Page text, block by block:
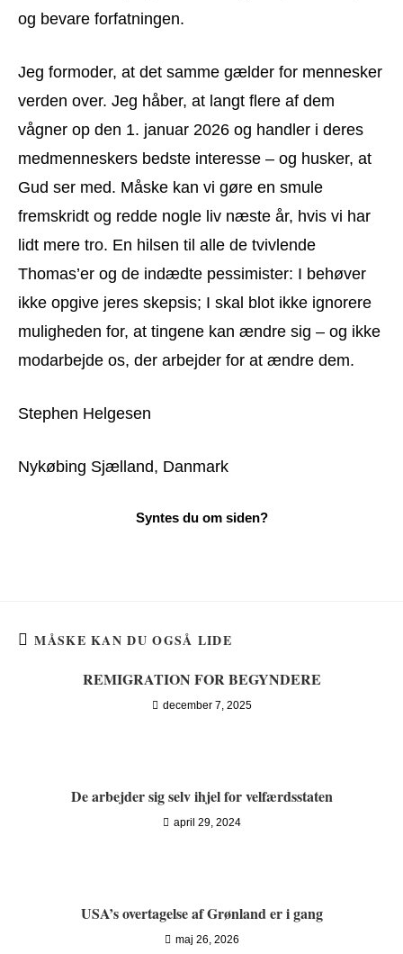
og bevare forfatningen.
Jeg formoder, at det samme gælder for mennesker
verden over. Jeg håber, at langt flere af dem
vågner op den 1. januar 2026 og handler i deres
medmenneskers bedste interesse – og husker, at
Gud ser med. Måske kan vi gøre en smule
fremskridt og redde nogle liv næste år, hvis vi har
lidt mere tro. En hilsen til alle de tvivlende
Thomas’er og de indædte pessimister: I behøver
ikke opgive jeres skepsis; I skal blot ikke ignorere
muligheden for, at tingene kan ændre sig – og ikke
modarbejde os, der arbejder for at ændre dem.
Stephen Helgesen
Nykøbing Sjælland, Danmark
MÅSKE KAN DU OGSÅ LIDE
REMIGRATION FOR BEGYNDERE
december 7, 2025
De arbejder sig selv ihjel for velfærdsstaten
april 29, 2024
USA’s overtagelse af Grønland er i gang
maj 26, 2026